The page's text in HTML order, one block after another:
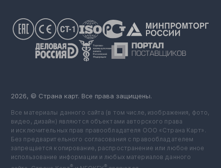
2026, © Страна карт. Все права защищены.
Все материалы данного сайта (в том числе, изображения, фото,
видео, дизайн) являются объектами авторского права
и исключительных прав правообладателя ООО «Страна Карт».
Без предварительного согласования с правообладателем
запрещается копирование, распространение или любое иное
использование информации и любых материалов данного
® ®